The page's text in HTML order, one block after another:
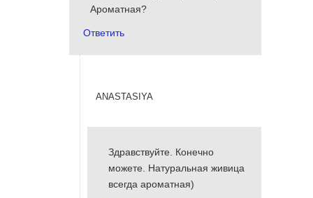
Ароматная?
Ответить
anastasiya
Здравствуйте. Конечно
можете. Натуральная живица
всегда ароматная)